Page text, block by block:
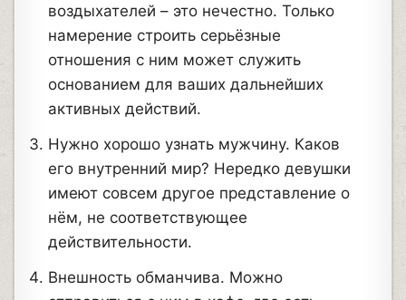
воздыхателей – это нечестно. Только
намерение строить серьёзные
отношения с ним может служить
основанием для ваших дальнейших
активных действий.
Нужно хорошо узнать мужчину. Каков
его внутренний мир? Нередко девушки
имеют совсем другое представление о
нём, не соответствующее
действительности.
Внешность обманчива. Можно